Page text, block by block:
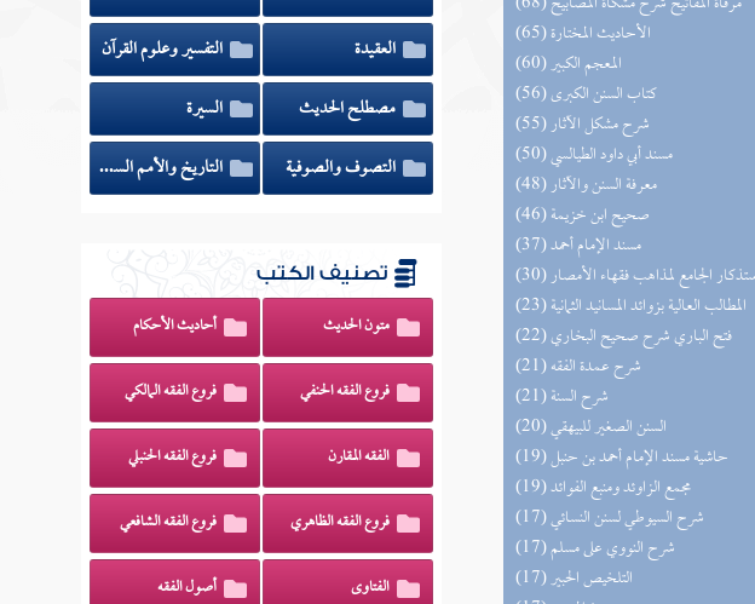
(65) الأحاديث المختارة
(60) المعجم الكبير
(56) كتاب السنن الكبرى
(55) شرح مشكل الآثار
(50) مسند أبي داود الطيالسي
(48) معرفة السنن والآثار
(46) صحيح ابن خزيمة
(37) مسند الإمام أحمد
الجامع لمذاهب فقهاء الأمصار
(23) المطالب العالية بزوائد المسانيد الثمانية
(22) فتح الباري شرح صحيح البخاري
(21) شرح عمدة الفقه
(21) شرح السنة
(20) السنن الصغير للبيهقي
(19) حاشية مسند الإمام أحمد بن حنبل
(19) مجمع الزاوئد ومنبع الفوائد
(17) شرح السيوطي لسنن النسائي
(17) شرح النووي على مسلم
(17) التلخيص الحبير
العقيدة
التفسير وعلوم القرآن
مصطلح الحديث
السيرة
التصوف والصوفية
التاريخ والأمم السابقة
تصنيف الكتب
متون الحديث أحاديث الأحكام
فروع الفقه الحنفي فروع الفقه المالكي
الفقه المقارن فروع الفقه الحنبلي
فروع الفقه الظاهري فروع الفقه الشافعي
الفتاوى أصول الفقه